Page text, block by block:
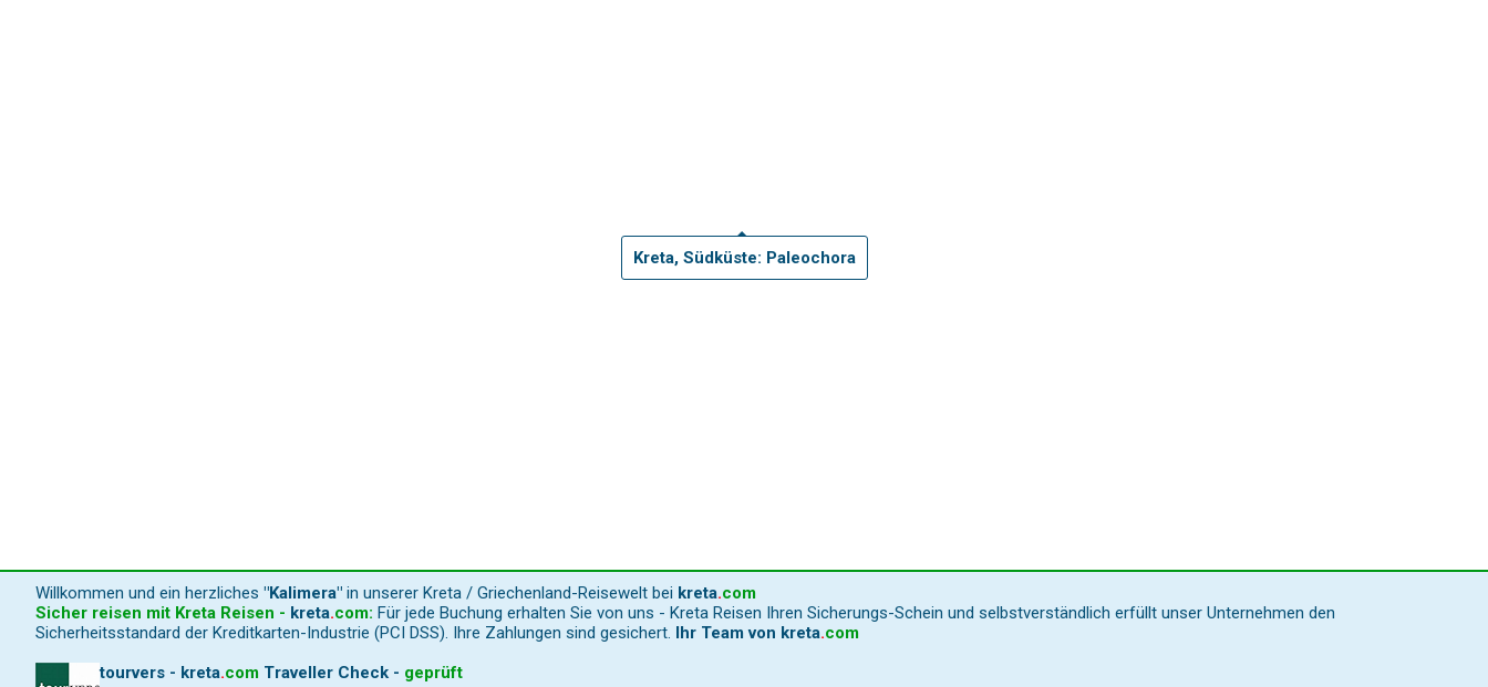
Kreta, Südküste: Paleochora
Willkommen und ein herzliches "Kalimera" in unserer Kreta / Griechenland-Reisewelt bei kreta.com
Sicher reisen mit Kreta Reisen - kreta.com: Für jede Buchung erhalten Sie von uns - Kreta Reisen Ihren Sicherungs-Schein und selbstverständlich erfüllt unser Unternehmen den
Sicherheitsstandard der Kreditkarten-Industrie (PCI DSS). Ihre Zahlungen sind gesichert. Ihr Team von kreta.com
tourvers - kreta.com Traveller Check - geprüft